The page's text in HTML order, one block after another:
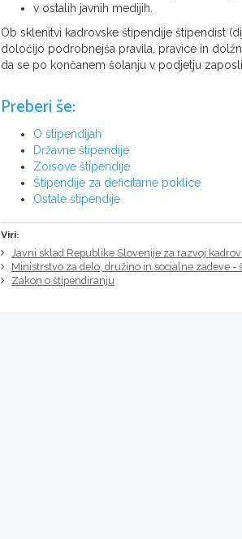
v ostalih javnih medijih.
Ob sklenitvi kadrovske štipendije štipendist
določijo podrobnejša pravila, pravice in
da se po končanem šolanju v podjetju
Preberi še:
O štipendijah
Državne štipendije
Zoisove štipendije
Štipendije za deficitarne poklice
Ostale štipendije
Viri:
Javni sklad Republike Slovenije za razvoj
Ministrstvo za delo, družino in socialne zadeve -
Zakon o štipendiranju